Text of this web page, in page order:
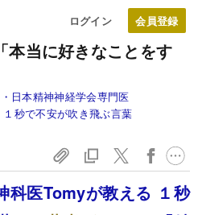
ログイン
本当に好きなことをす
日本精神神経学会専門医
秒で不安が吹き飛ぶ言葉
科医Tomyが教える １秒